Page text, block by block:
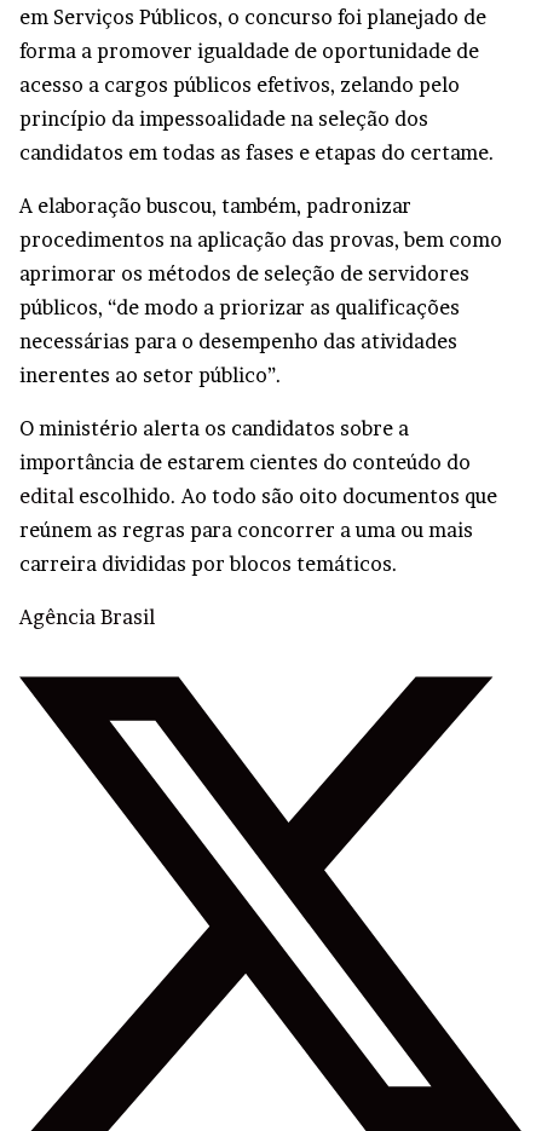
em Serviços Públicos, o concurso foi planejado de
forma a promover igualdade de oportunidade de
acesso a cargos públicos efetivos, zelando pelo
princípio da impessoalidade na seleção dos
candidatos em todas as fases e etapas do certame.
A elaboração buscou, também, padronizar
procedimentos na aplicação das provas, bem como
aprimorar os métodos de seleção de servidores
públicos, “de modo a priorizar as qualificações
necessárias para o desempenho das atividades
inerentes ao setor público”.
O ministério alerta os candidatos sobre a
importância de estarem cientes do conteúdo do
edital escolhido. Ao todo são oito documentos que
reúnem as regras para concorrer a uma ou mais
carreira divididas por blocos temáticos.
Agência Brasil